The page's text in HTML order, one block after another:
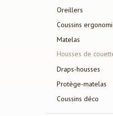
Oreillers
Coussins
Matelas
Housses de
Draps-housses
Protège-matelas
Coussins déco